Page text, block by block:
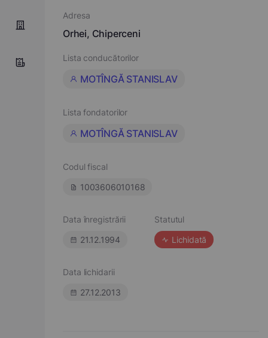
Adresa
Orhei, Chiperceni
Lista conducătorilor
MOTÎNGĂ STANISLAV
Lista fondatorilor
MOTÎNGĂ STANISLAV
Codul fiscal
1003606010168
Data înregistrării
21.12.1994
Statutul
Lichidată
Data lichidarii
27.12.2013